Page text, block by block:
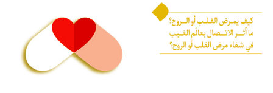
لماذا خُلقنا؟
سرّ الفرح والسكينة الدائمة 0/13
0/13